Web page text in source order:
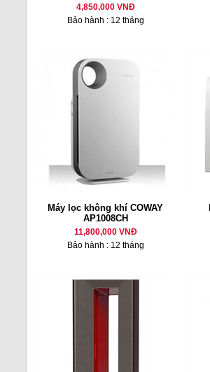
4,850,000 VNĐ
Bảo hành : 12 tháng
Máy lọc không khí COWAY
AP1008CH
11,800,000 VNĐ
Bảo hành : 12 tháng